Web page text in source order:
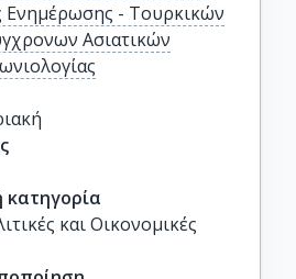
- Τουρκικών
Ασιατικών
κατηγορία
και Οικονομικές